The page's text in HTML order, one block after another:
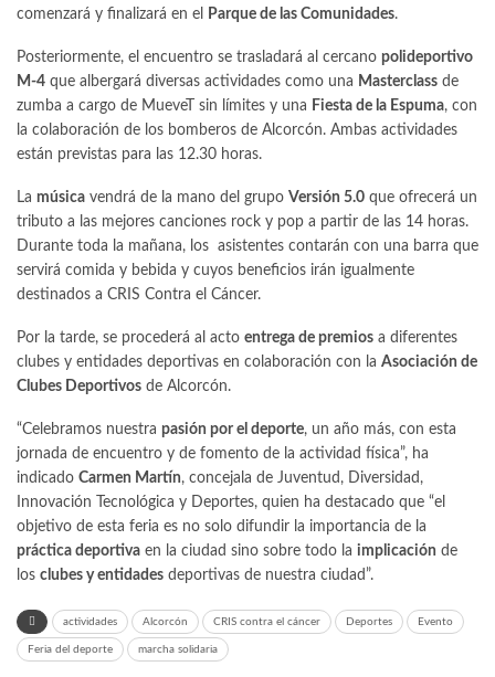
comenzará y finalizará en el
Parque de las Comunidades.
Posteriormente, el encuentro se trasladará al cercano polideportivo
M-4 que albergará diversas actividades como una Masterclass de
zumba a cargo de MueveT sin límites y una Fiesta de la Espuma, con
la colaboración de los bomberos de Alcorcón. Ambas actividades
están previstas para las 12.30 horas.
La música vendrá de la mano del grupo Versión 5.0 que ofrecerá un
tributo a las mejores canciones rock y pop a partir de las 14 horas.
Durante toda la mañana, los asistentes contarán con una barra que
servirá comida y bebida y cuyos beneficios irán igualmente
destinados a CRIS Contra el Cáncer.
Por la tarde, se procederá al acto entrega de premios a diferentes
clubes y entidades deportivas en colaboración con la Asociación de
Clubes Deportivos de Alcorcón.
“Celebramos nuestra pasión por el deporte, un año más, con esta
jornada de encuentro y de fomento de la actividad física”, ha
indicado Carmen Martín, concejala de Juventud, Diversidad,
Innovación Tecnológica y Deportes, quien ha destacado que “el
objetivo de esta feria es no solo difundir la importancia de la
práctica deportiva en la ciudad sino sobre todo la implicación de
los clubes y entidades deportivas de nuestra ciudad”.
actividades Alcorcón CRIS contra el cáncer Deportes Evento
Feria del deporte marcha solidaria